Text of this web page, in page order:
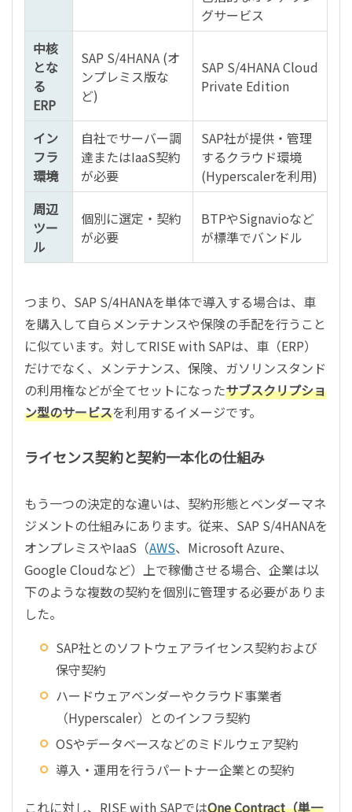
グサービス
中核
とな
る
ERP
SAP S/4HANA (オ
ンプレミス版な
ど)
SAP S/4HANA Cloud
Private Edition
イン
フラ
環境
自社でサーバー調
達またはIaaS契約
が必要
SAP社が提供・管理
するクラウド環境
(Hyperscalerを利用)
周辺
ツー
ル
個別に選定・契約
が必要
BTPやSignavioなど
が標準でバンドル
つまり、SAP S/4HANAを単体で導入する場合は、車
を購入して自らメンテナンスや保険の手配を行うこと
に似ています。対してRISE with SAPは、車（ERP）
だけでなく、メンテナンス、保険、ガソリンスタンド
の利用権などが全てセットになったサブスクリプショ
ン型のサービスを利用するイメージです。
ライセンス契約と契約一本化の仕組み
もう一つの決定的な違いは、契約形態とベンダーマネ
ジメントの仕組みにあります。従来、SAP S/4HANAを
オンプレミスやIaaS（AWS、Microsoft Azure、
Google Cloudなど）上で稼働させる場合、企業は以
下のような複数の契約を個別に管理する必要がありま
した。
SAP社とのソフトウェアライセンス契約および
保守契約
ハードウェアベンダーやクラウド事業者
（Hyperscaler）とのインフラ契約
OSやデータベースなどのミドルウェア契約
導入・運用を行うパートナー企業との契約
これに対し、RISE with SAPではOne Contract（単一